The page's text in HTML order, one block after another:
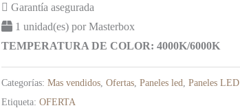
Garantía asegurada
1 unidad(es) por Masterbox
TEMPERATURA DE COLOR: 4000K/6000K
Categorías:Mas vendidos ,Ofertas ,Paneles led ,Paneles LED
Etiqueta:OFERTA